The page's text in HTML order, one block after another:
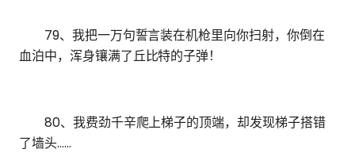
79、我把一万句誓言装在机枪里向你扫射，你倒在
血泊中，浑身镶满了丘比特的子弹！
80、我费劲千辛爬上梯子的顶端，却发现梯子搭错
了墙头……